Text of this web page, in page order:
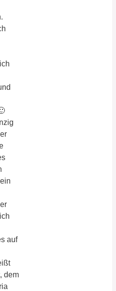
auf
dem